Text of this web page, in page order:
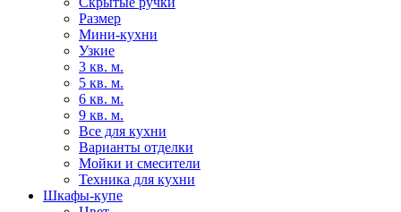
Размер
Мини-кухни
Узкие
3 кв. м.
5 кв. м.
6 кв. м.
9 кв. м.
Все для кухни
Варианты отделки
Мойки и смесители
Техника для кухни
Шкафы-купе